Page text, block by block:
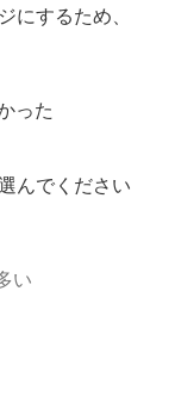
にするため、
った
んでください
い